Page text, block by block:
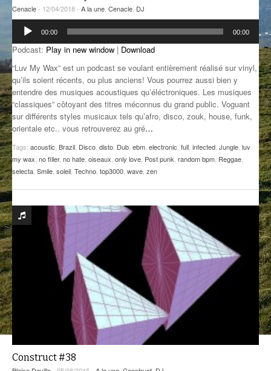
GROOVE N SUN
L’ASTUCE DE LA PORTE EN BOIS
LA FABRIK POÉTIK
LA MINUTE LITTÉRAIRE
MUSIQUE DES ANTIPODES
NOS ANCIENS
SONORIK
THEME FORCE
ZIRCONIUM
ANCIENNES ÉMISSIONS
PLUS DE MIX
Cenacle- 12/04/2018 - A la une Cenacle DJ
Lecteur
audio
00:00 00:00
Podcast: Play in new window | Download
“Luv My Wax” est un podcast se voulant entièrement réalisé sur vinyl,
qu’ils soient récents, ou plus anciens! Vous pourrez aussi bien y
entendre des musiques acoustiques qu’éléctroniques. Les musiques
“classiques” côtoyant des titres méconnus du grand public. Voguant
sur différents styles musicaux tels qu’afro, disco, zouk, house, funk,
orientale etc.. vous retrouverez au gré…
Tags: acoustic Brazil Disco disto Dub ebm electronic full infected Jungle luv
my wax no filler, no hate oiseaux only love Post punk random bpm Reggae
selecta Smile soleil Techno top3000 wave zen
Construct #38